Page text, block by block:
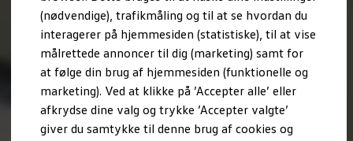
(nødvendige), trafikmåling og til at se hvordan du
interagerer på hjemmesiden (statistiske), til at vise
målrettede annoncer til dig (marketing) samt for
at følge din brug af hjemmesiden (funktionelle og
marketing). Ved at klikke på ’Accepter alle’ eller
afkrydse dine valg og trykke ’Accepter valgte’
giver du samtykke til denne brug af cookies og
Elektriske biler
Elbiler
ID. Polo
ID. Cross
ID.3 Neo
ID.4
ID.5
ID.7
ID.7 Tourer
ID. Buzz